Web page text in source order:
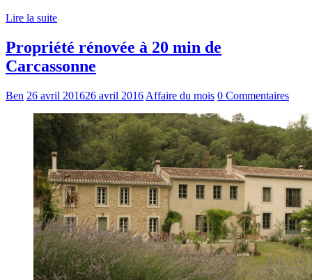
Lire la suite
Propriété rénovée à 20 min de
Carcassonne
Ben 26 avril 201626 avril 2016 Affaire du mois 0 Commentaires